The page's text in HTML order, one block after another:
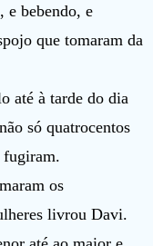
e bebendo, e
que tomaram da
até à tarde do dia
só quatrocentos
fugiram.
os
livrou Davi.